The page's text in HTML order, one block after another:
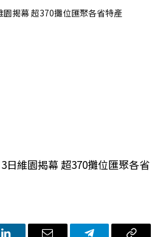
日維園揭幕 超370攤位匯聚各省